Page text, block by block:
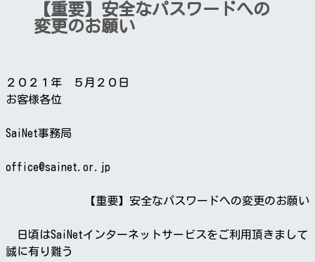
【重要】安全なパスワードへの
変更のお願い
２０２１年 ５月２０日
お客様各位
SaiNet事務局
office@sainet.or.jp
【重要】安全なパスワードへの変更のお願い
日頃はSaiNetインターネットサービスをご利用頂きまして
誠に有り難う